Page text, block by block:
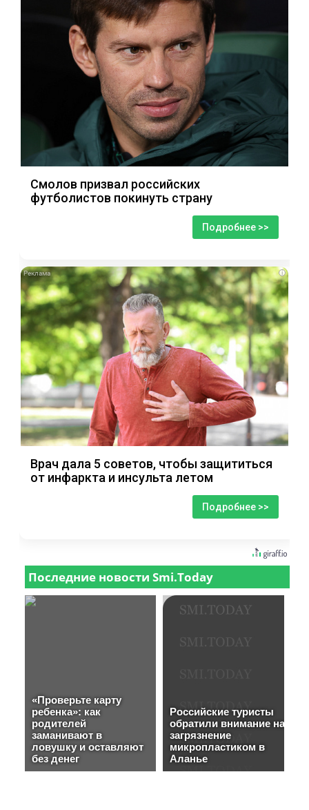
Смолов призвал российских
футболистов покинуть страну
Подробнее >>
i
Врач дала 5 советов, чтобы защититься
от инфаркта и инсульта летом
Подробнее >>